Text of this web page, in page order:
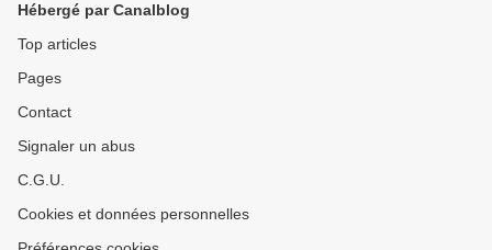
Hébergé par Canalblog
Top articles
Pages
Contact
Signaler un abus
C.G.U.
Cookies et données personnelles